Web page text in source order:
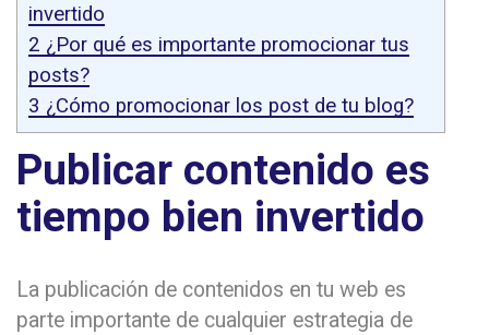
invertido
2 ¿Por qué es importante promocionar tus
posts?
3 ¿Cómo promocionar los post de tu blog?
Publicar contenido es
tiempo bien invertido
La publicación de contenidos en tu web es
parte importante de cualquier estrategia de